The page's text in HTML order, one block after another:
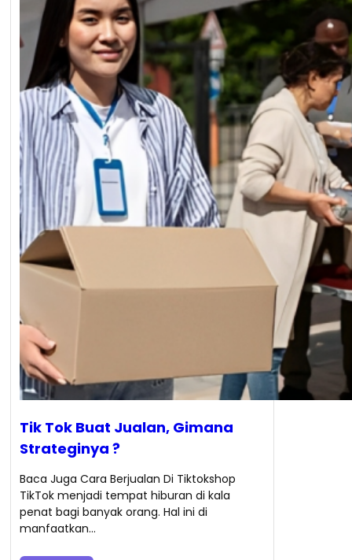
Tik Tok Buat Jualan, Gimana
Strateginya ?
Baca Juga Cara Berjualan Di Tiktokshop
TikTok menjadi tempat hiburan di kala
penat bagi banyak orang. Hal ini di
manfaatkan…